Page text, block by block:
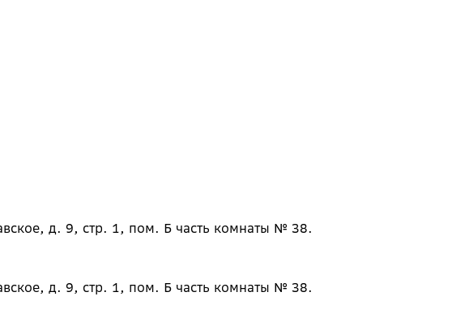
д. 9, стр. 1, пом. Б часть комнаты № 38.
д. 9, стр. 1, пом. Б часть комнаты № 38.